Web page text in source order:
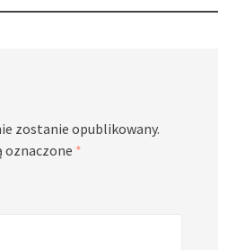
zostanie opublikowany.
oznaczone *